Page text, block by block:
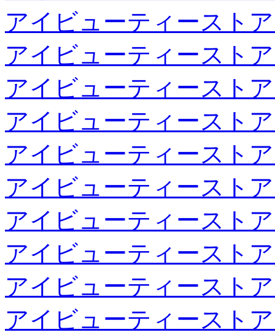
アイビューティースト
アイビューティースト
アイビューティースト
アイビューティースト
アイビューティースト
アイビューティースト
アイビューティースト
アイビューティースト
アイビューティースト
アイビューティースト